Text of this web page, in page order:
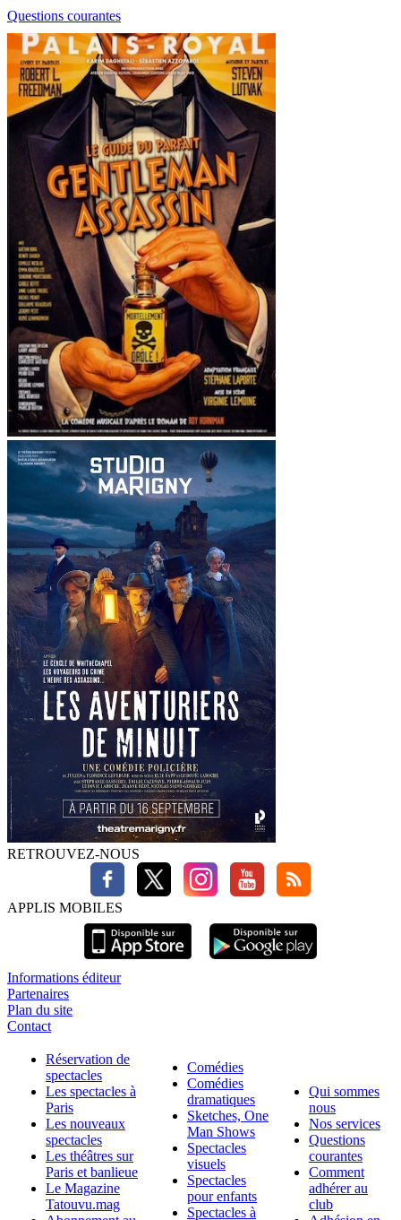
Questions courantes
RETROUVEZ-NOUS
APPLIS MOBILES
Informations éditeur
Partenaires
Plan du site
Contact
Réservation de
spectacles
Les spectacles à
Paris
Les nouveaux
spectacles
Les théâtres sur
Paris et banlieue
Le Magazine
Tatouvu.mag
Comédies
Comédies
dramatiques
Sketches, One
Man Shows
Spectacles
visuels
Spectacles
pour enfants
Spectacles à
Qui sommes
nous
Nos services
Questions
courantes
Comment
adhérer au
club